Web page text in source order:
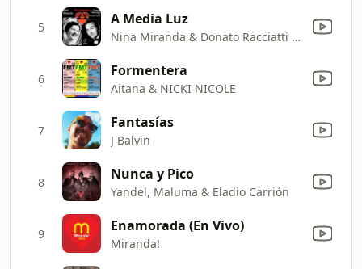
5 A Media Luz
Nina Miranda & Donato Racciatti y Su Orquesta Típica
6 Formentera
Aitana & NICKI NICOLE
7 Fantasías
J Balvin
8 Nunca y Pico
Yandel, Maluma & Eladio Carrión
9 Enamorada (En Vivo)
Miranda!